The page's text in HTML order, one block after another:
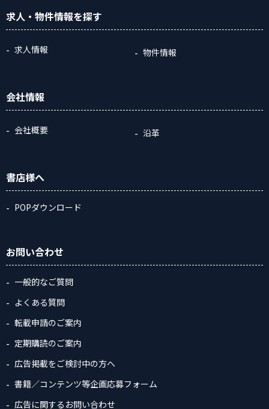
求人・物件情報を探す
求人情報 物件情報
会社情報
会社概要 沿革
書店様へ
POPダウンロード
お問い合わせ
一般的なご質問
よくある質問
転載申請のご案内
定期購読のご案内
広告掲載をご検討中の方へ
書籍／コンテンツ等企画応募フォーム
広告に関するお問い合わせ